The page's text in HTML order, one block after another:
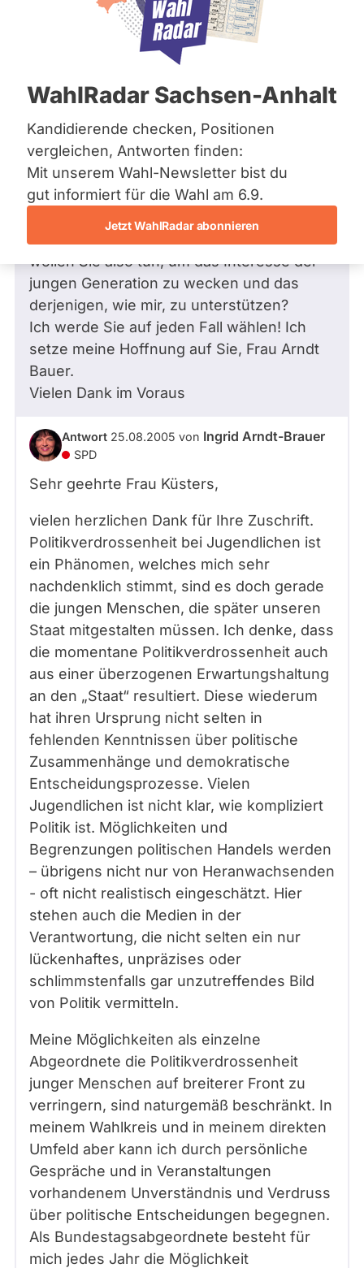
Bremen
Hamburg
Mecklenburg-Vorpommern
Nordrhein-Westfalen
Saarland
Sachsen
Sachsen-Anhalt
Sachsen-Anhalt
Schleswig-Holstein
Thüringen
Archiv
Über uns
Spenden
WahlRadar Sachsen-Anhalt
Kandidierende checken, Positionen
vergleichen, Antworten finden:
Mit unserem Wahl-Newsletter bist du
gut informiert für die Wahl am 6.9.
Jetzt WahlRadar abonnieren
weil
keine
aktive
23.08.2005
Frage an Ingrid Arndt-Brauer von
Rachel K.bezüglich Kultur
Verehrteste Frau Arndt Bauer,
ich bin eine junge (19) und interessierte
Bürgerin und möchte gerne mit meinen
Freunden über die Politik diskutieren. Aber
mir scheint, dass sie politikverdrossen sind.
wollen Sie also tun, um das Interesse der
jungen Generation zu wecken und das
derjenigen, wie mir, zu unterstützen?
Ich werde Sie auf jeden Fall wählen! Ich
setze meine Hoffnung auf Sie, Frau Arndt
Bauer.
Vielen Dank im Voraus
Antwort 25.08.2005 von Ingrid Arndt-Brauer
SPD
Sehr geehrte Frau Küsters,
vielen herzlichen Dank für Ihre Zuschrift.
Politikverdrossenheit bei Jugendlichen ist
ein Phänomen, welches mich sehr
nachdenklich stimmt, sind es doch gerade
die jungen Menschen, die später unseren
Staat mitgestalten müssen. Ich denke, dass
die momentane Politikverdrossenheit auch
aus einer überzogenen Erwartungshaltung
an den „Staat“ resultiert. Diese wiederum
hat ihren Ursprung nicht selten in
fehlenden Kenntnissen über politische
Zusammenhänge und demokratische
Entscheidungsprozesse. Vielen
Jugendlichen ist nicht klar, wie kompliziert
Politik ist. Möglichkeiten und
Begrenzungen politischen Handels werden
– übrigens nicht nur von Heranwachsenden
- oft nicht realistisch eingeschätzt. Hier
stehen auch die Medien in der
Verantwortung, die nicht selten ein nur
lückenhaftes, unpräzises oder
schlimmstenfalls gar unzutreffendes Bild
von Politik vermitteln.
Meine Möglichkeiten als einzelne
Abgeordnete die Politikverdrossenheit
junger Menschen auf breiterer Front zu
verringern, sind naturgemäß beschränkt. In
meinem Wahlkreis und in meinem direkten
Umfeld aber kann ich durch persönliche
Gespräche und in Veranstaltungen
vorhandenem Unverständnis und Verdruss
über politische Entscheidungen begegnen.
Als Bundestagsabgeordnete besteht für
mich jedes Jahr die Möglichkeit